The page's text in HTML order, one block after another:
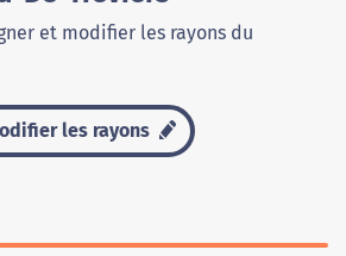
et modifier les rayons du
les rayons